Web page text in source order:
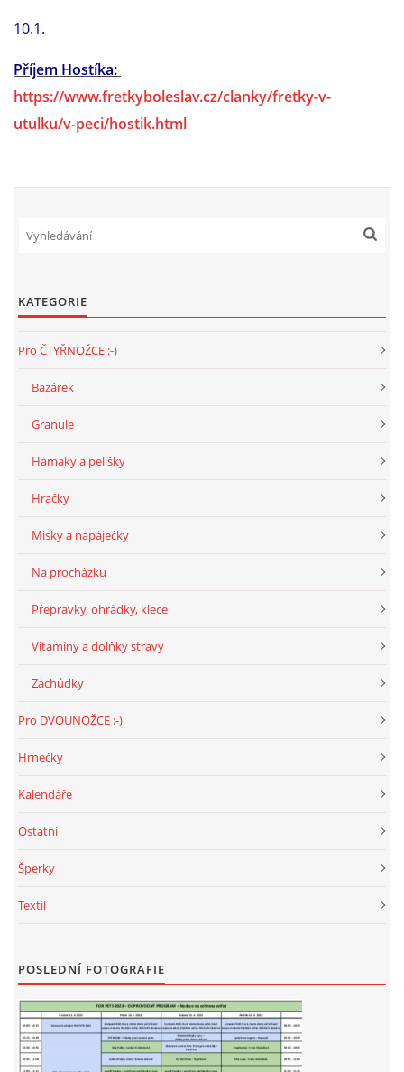
HISTORIE - 2010 - 2020
JAK NÁM POMOCI - POMÁHAJÍ NÁM :-)
10.1.
Příjem Hostíka:
https://www.fretkyboleslav.cz/clanky/fretky-v-
utulku/v-peci/hostik.html
KATEGORIE
Pro ČTYŘNOŽCE :-)
Bazárek
Granule
Hamaky a pelíšky
Hračky
Misky a napáječky
Na procházku
Přepravky, ohrádky, klece
Vitamíny a dolňky stravy
Záchůdky
Pro DVOUNOŽCE :-)
Hrnečky
Kalendáře
Ostatní
Šperky
Textil
POSLEDNÍ FOTOGRAFIE